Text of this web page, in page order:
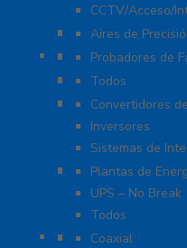
CCTV/Acceso/
Sistemas de
Aires de
Herramientas
Probadores de
Iluminación LED
Todos
Inversores y
Convertidores
Inversores
Sistemas de
UPS / Respaldo
Plantas de
UPS – No Break
Todos
Protección
Coaxial